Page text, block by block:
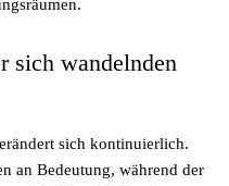
sich wandelnden
sich kontinuierlich.
an Bedeutung, während der